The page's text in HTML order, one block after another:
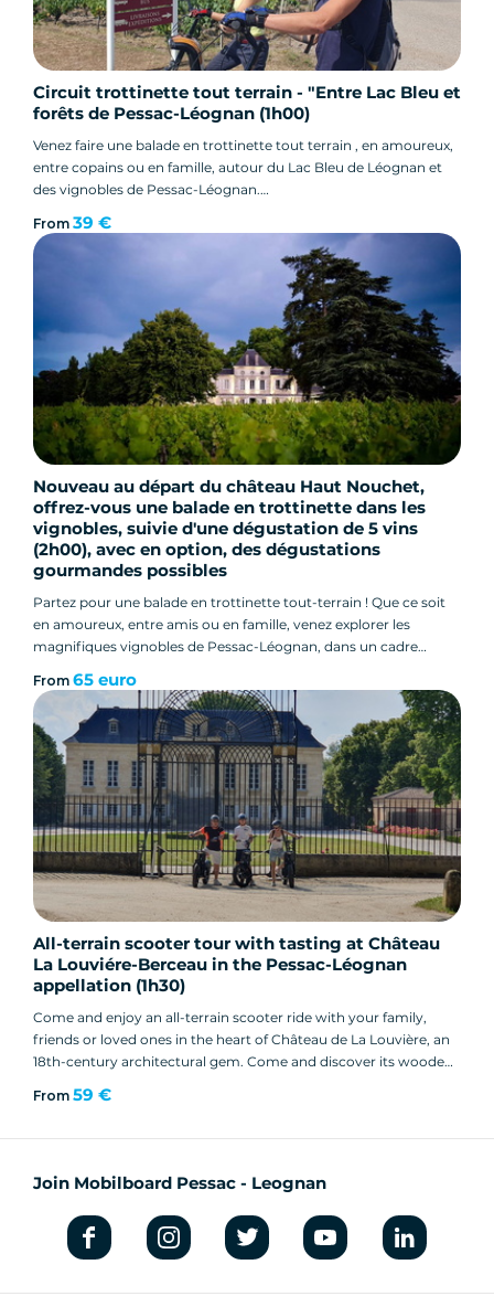
Circuit trottinette tout terrain - "Entre Lac Bleu et
forêts de Pessac-Léognan (1h00)
Venez faire une balade en trottinette tout terrain , en amoureux,
entre copains ou en famille, autour du Lac Bleu de Léognan et
des vignobles de Pessac-Léognan.
bois...
Et fraicheur des sous-bois garantie...
From 39 €
Nouveau au départ du château Haut Nouchet,
offrez-vous une balade en trottinette dans les
vignobles, suivie d'une dégustation de 5 vins
(2h00), avec en option, des dégustations
gourmandes possibles
Partez pour une balade en trottinette tout-terrain ! Que ce soit
en amoureux, entre amis ou en famille, venez explorer les
magnifiques vignobles de Pessac-Léognan, dans un cadre
insolites et des paysages enchanteurs.
En plus de la balade, profitez d’une dégustation de 5 vins au
Château Haut Nouchet, Elle pourra être accompagnée de mets
salés /ou sucrés selon l'heure de votre visite et de votre choix de
réservation
From 65 euro
All-terrain scooter tour with tasting at Château
La Louviére-Berceau in the Pessac-Léognan
appellation (1h30)
Come and enjoy an all-terrain scooter ride with your family,
friends or loved ones in the heart of Château de La Louvière, an
18th-century architectural gem. Come and discover its wooded
little valley bordering the Eau Blanche...
From 59 €
Join Mobilboard Pessac - Leognan